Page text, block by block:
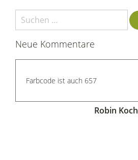
nach:
Neue Kommentare
Farbcode ist auch 657
Robin Koch